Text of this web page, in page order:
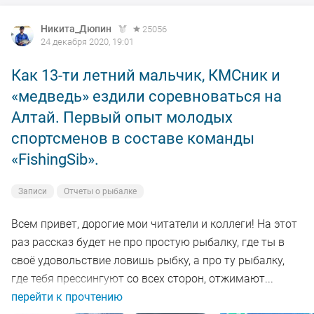
размера! Да и у меня были задачи половить
3-4 метра, как показал этот год, это самая рабочая
Поиск осуществлял эхолотом, это самый мобильный
способ зацепиться за рыбу. Спортивный принцип
"дорожек" у нас на море не работает давно.
Я бурил сразу по две лунки с разбегом по 5-7 метров,
движение рыбы в эхолот, там я пробовал ловить на
мормышку. Где получалось что-то поймать, там я
разбуривал "пятак" и кормил его.
В итоге, в одном месте удалось найти окуня, правда
Никита_Дюпин
25056
24 декабря 2020, 19:01
Как 13-ти летний мальчик, КМСник и
«медведь» ездили соревноваться на
Алтай. Первый опыт молодых
спортсменов в составе команды
«FishingSib».
Записи Отчеты о рыбалке
Всем привет, дорогие мои читатели и коллеги! На этот
раз рассказ будет не про простую рыбалку, где ты в
своё удовольствие ловишь рыбку, а про ту рыбалку,
где тебя прессингуют со всех сторон, отжимают...
перейти к прочтению